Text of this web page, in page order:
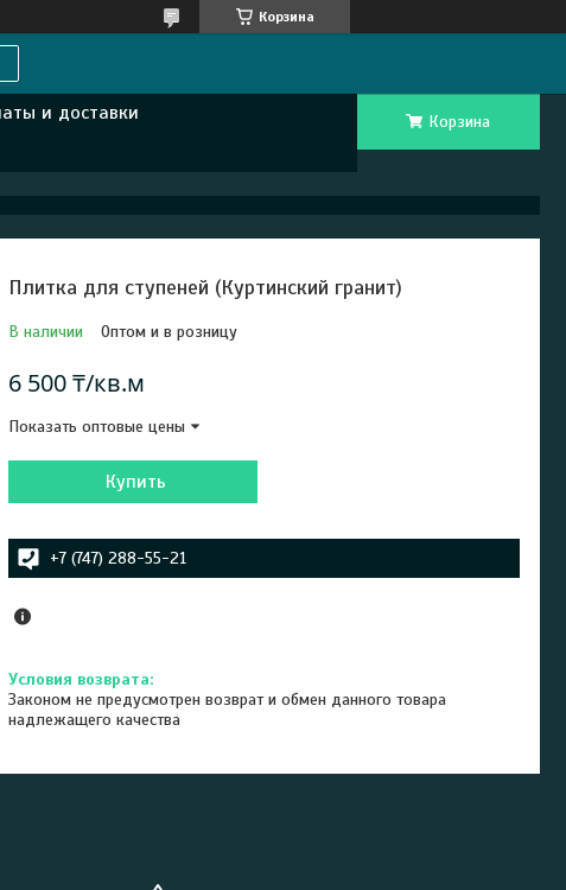
Корзина
и доставки
Корзина
Плитка для ступеней (Куртинский гранит)
В наличии Оптом и в розницу
6 500 ₸/кв.м
Показать оптовые цены
Купить
+7 (747) 288-55-21
Законом не предусмотрен возврат и обмен данного товара
надлежащего качества